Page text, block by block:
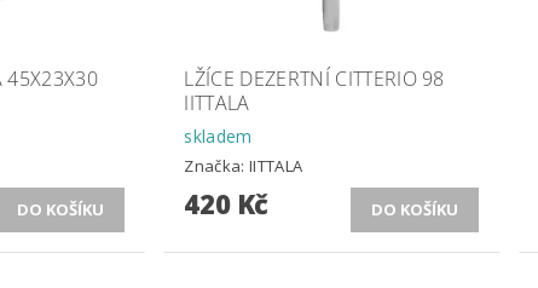
45X23X30
LŽÍCE DEZERTNÍ CITTERIO 98
IITTALA
skladem
Značka:IITTALA
420 Kč